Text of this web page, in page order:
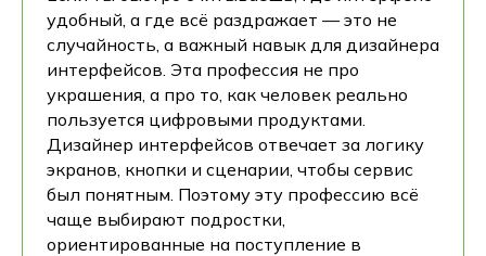
удобный, а где всё раздражает — это не
случайность, а важный навык для дизайнера
интерфейсов. Эта профессия не про
украшения, а про то, как человек реально
пользуется цифровыми продуктами.
Дизайнер интерфейсов отвечает за логику
экранов, кнопки и сценарии, чтобы сервис
был понятным. Поэтому эту профессию всё
чаще выбирают подростки,
ориентированные на поступление в